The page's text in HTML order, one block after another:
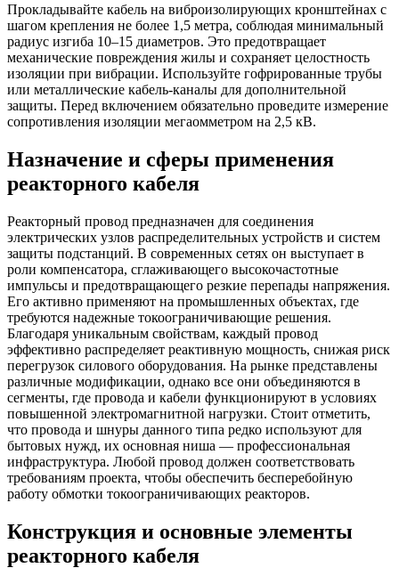
Прокладывайте кабель на виброизолирующих кронштейнах с
шагом крепления не более 1,5 метра, соблюдая минимальный
радиус изгиба 10–15 диаметров. Это предотвращает
механические повреждения жилы и сохраняет целостность
изоляции при вибрации. Используйте гофрированные трубы
или металлические кабель-каналы для дополнительной
защиты. Перед включением обязательно проведите измерение
сопротивления изоляции мегаомметром на 2,5 кВ.
Назначение и сферы применения
реакторного кабеля
Реакторный провод предназначен для соединения
электрических узлов распределительных устройств и систем
защиты подстанций. В современных сетях он выступает в
роли компенсатора, сглаживающего высокочастотные
импульсы и предотвращающего резкие перепады напряжения.
Его активно применяют на промышленных объектах, где
требуются надежные токоограничивающие решения.
Благодаря уникальным свойствам, каждый провод
эффективно распределяет реактивную мощность, снижая риск
перегрузок силового оборудования. На рынке представлены
различные модификации, однако все они объединяются в
сегменты, где провода и кабели функционируют в условиях
повышенной электромагнитной нагрузки. Стоит отметить,
что провода и шнуры данного типа редко используют для
бытовых нужд, их основная ниша — профессиональная
инфраструктура. Любой провод должен соответствовать
требованиям проекта, чтобы обеспечить бесперебойную
работу обмотки токоограничивающих реакторов.
Конструкция и основные элементы
реакторного кабеля